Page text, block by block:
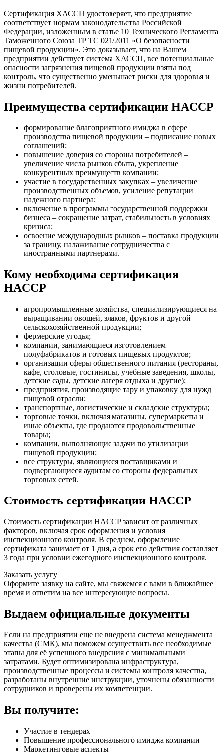
Сертификация ХАССП удостоверяет, что предприятие
соответствует нормам законодательства Российской
Федерации, изложенным в статье 10 Технического Регламента
Таможенного Союза ТР ТС 021/2011 «О безопасности
пищевой продукции». Это доказывает, что на Вашем
предприятии действует система ХАССП, все потенциальные
опасности загрязнения пищевой продукции взяты под
контроль, что существенно уменьшает риски для здоровья и
жизни потребителей.
Преимущества сертификации HACCP
формирование благоприятного имиджа в сфере
производства пищевой продукции – подписание новых
соглашений;
повышение доверия со стороны потребителей –
увеличение числа рынков сбыта, укрепление
конкурентных преимуществ компании;
участие в государственных закупках – увеличение
производственных объемов, усиление репутации
надежного партнера;
включение в программы государственной поддержки
бизнеса – сокращение затрат, стабильность в условиях
кризиса;
освоение международных рынков – поставка продукции
за границу, налаживание сотрудничества с
иностранными партнерами.
Кому необходима сертификация
HACCP
агропромышленные хозяйства, специализирующиеся на
выращивании овощей, злаков, фруктов и другой
сельскохозяйственной продукции;
фермерские угодья;
компании, занимающиеся изготовлением
полуфабрикатов и готовых пищевых продуктов;
организации сферы общественного питания (рестораны,
кафе, столовые, гостиницы, учебные заведения, школы,
детские сады, детские лагеря отдыха и другие);
предприятия, производящие тару и упаковку для нужд
пищевой отрасли;
транспортные, логистические и складские структуры;
торговые точки, включая магазины, супермаркеты и
иные объекты, где продаются продовольственные
товары;
компании, выполняющие задачи по утилизации
пищевой продукции;
все структуры, являющиеся поставщиками и
подвергающиеся аудитам со стороны федеральных
торговых сетей.
Стоимость сертификации HACCP
Стоимость сертификации HACCP зависит от различных
факторов, включая срок оформления и условия
инспекционного контроля. В среднем, оформление
сертификата занимает от 1 дня, а срок его действия составляет
3 года при условии ежегодного инспекционного контроля.
Заказать услугу
Оформите заявку на сайте, мы свяжемся с вами в ближайшее
время и ответим на все интересующие вопросы.
Выдаем официальные документы
Если на предприятии еще не внедрена система менеджмента
качества (СМК), мы поможем осуществить все необходимые
этапы для её успешного внедрения с минимальными
затратами. Будет оптимизирована инфраструктура,
производственные процессы и системы контроля качества,
разработаны внутренние инструкции, уточнены обязанности
сотрудников и проверены их компетенции.
Вы получите:
Участие в тендерах
Повышение профессионального имиджа компании
Маркетинговые аспекты